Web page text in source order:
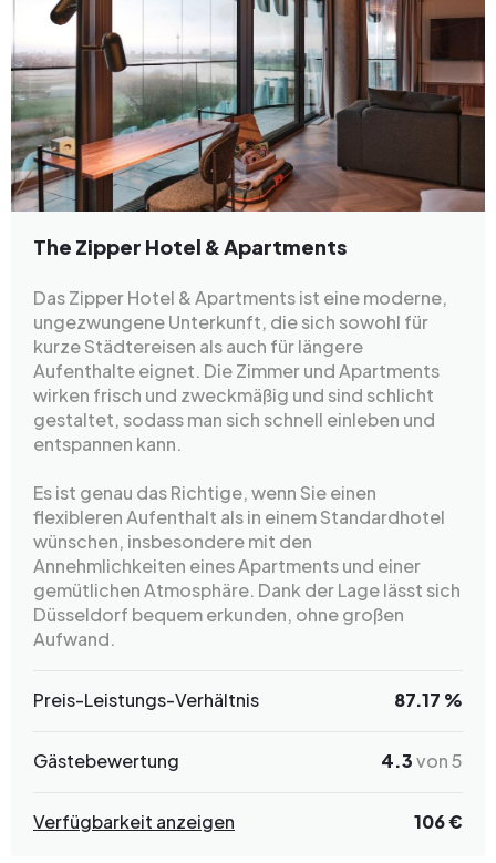
The Zipper Hotel & Apartments
Das Zipper Hotel & Apartments ist eine moderne,
ungezwungene Unterkunft, die sich sowohl für
kurze Städtereisen als auch für längere
Aufenthalte eignet. Die Zimmer und Apartments
wirken frisch und zweckmäßig und sind schlicht
gestaltet, sodass man sich schnell einleben und
entspannen kann.
Es ist genau das Richtige, wenn Sie einen
flexibleren Aufenthalt als in einem Standardhotel
wünschen, insbesondere mit den
Annehmlichkeiten eines Apartments und einer
gemütlichen Atmosphäre. Dank der Lage lässt sich
Düsseldorf bequem erkunden, ohne großen
Aufwand.
Preis-Leistungs-Verhältnis 87.17 %
Gästebewertung 4.3von 5
Verfügbarkeit anzeigen 106 €